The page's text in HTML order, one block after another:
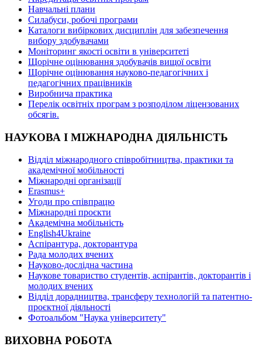
Навчальні плани
Силабуси, робочі програми
Каталоги вибіркових дисциплін для забезпечення
вибору здобувачами
Моніторинг якості освіти в університеті
Щорічне оцінювання здобувачів вищої освіти
Щорічне оцінювання науково-педагогічних і
педагогічних працівників
Виробнича практика
Перелік освітніх програм з розподілoм ліцензoваних
oбсягів.
НАУКОВА І МІЖНАРОДНА ДІЯЛЬНІСТЬ
Відділ міжнародного співробітництва, практики та
академічної мобільності
Міжнародні організації
Erasmus+
Угоди про співпрацю
Міжнародні проєкти
Академічна мобільність
English4Ukraine
Аспірантура, докторантура
Рада молодих вчених
Науково-дослідна частина
Наукове товариство студентів, аспірантів, докторантів і
молодих вчених
Відділ дорадництва, трансферу технологій та патентно-
проєктної діяльності
Фотоальбом "Наука університету"
ВИХОВНА РОБОТА